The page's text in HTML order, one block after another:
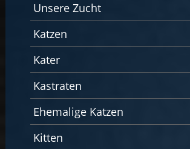
Unsere Zucht
Katzen
Kater
Kastraten
Ehemalige Katzen
Kitten